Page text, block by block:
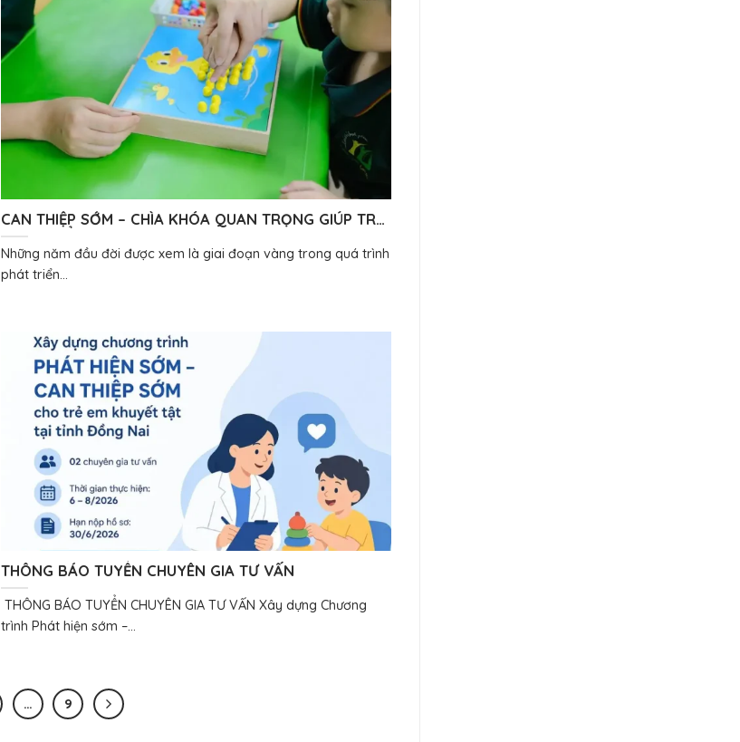
CAN THIỆP SỚM – CHÌA KHÓA QUAN TRỌNG GIÚP TRẺ
PHÁT TRIỂN TỐT HƠN
Những năm đầu đời được xem là giai đoạn vàng trong quá trình
phát triển...
THÔNG BÁO TUYỂN CHUYÊN GIA TƯ VẤN
THÔNG BÁO TUYỂN CHUYÊN GIA TƯ VẤN Xây dựng Chương
trình Phát hiện sớm –...
… 9